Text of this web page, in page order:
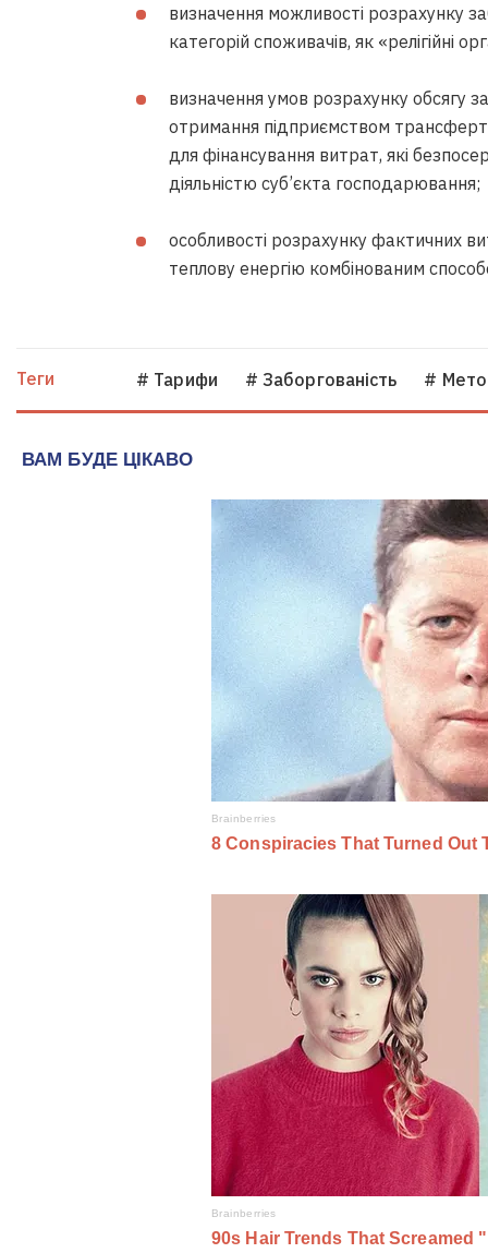
визначення можливості розрахунку
категорій споживачів, як «релігійні
визначення умов розрахунку обсягу
отримання підприємством
для фінансування витрат, які
діяльністю суб’єкта господарювання;
особливості розрахунку фактичних
теплову енергію комбінованим
Теги # Тарифи # Заборгованість #